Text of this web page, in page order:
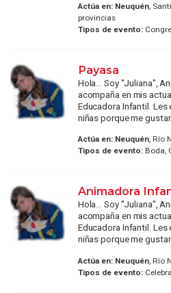
Actúa en: Neuquén,
provincias
Tipos de evento:
Payasa
Hola... Soy "Juliana",
acompaña en mis
Educadora Infantil.
niñas porque me
Actúa en: Neuquén, Río
Tipos de evento:Boda,
Animadora
Hola... Soy "Juliana",
acompaña en mis
Educadora Infantil.
niñas porque me
Actúa en: Neuquén, Río
Tipos de evento: